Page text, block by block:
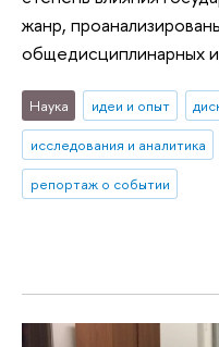
жанр,
общедисциплинарных
Наука идеи и опыт
исследования и аналитика
репортаж о событии